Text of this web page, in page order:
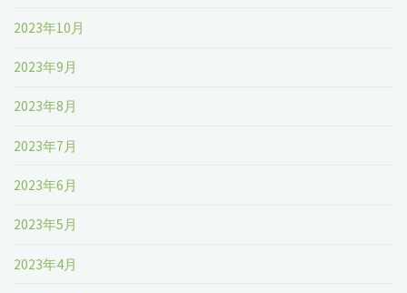
2023年10月
2023年9月
2023年8月
2023年7月
2023年6月
2023年5月
2023年4月